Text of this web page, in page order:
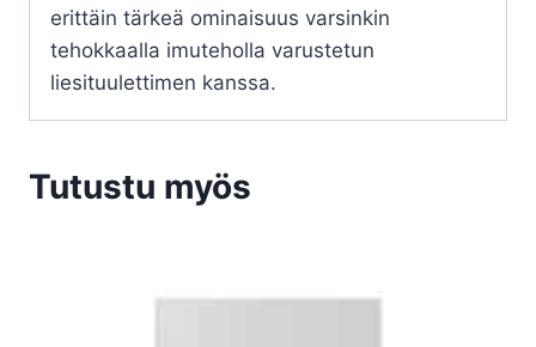
erittäin tärkeä ominaisuus varsinkin
tehokkaalla imuteholla varustetun
liesituulettimen kanssa.
Tutustu myös